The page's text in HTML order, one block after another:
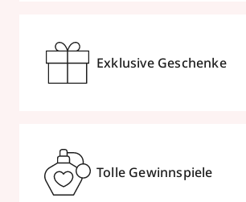
Exklusive Geschenke
Tolle Gewinnspiele